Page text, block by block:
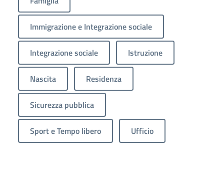
Immigrazione e Integrazione sociale
Integrazione sociale Istruzione
Nascita Residenza
Sicurezza pubblica
Sport e Tempo libero Ufficio